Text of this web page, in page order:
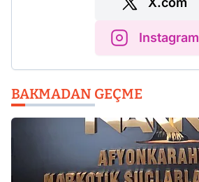
Instagram
BAKMADAN GEÇME